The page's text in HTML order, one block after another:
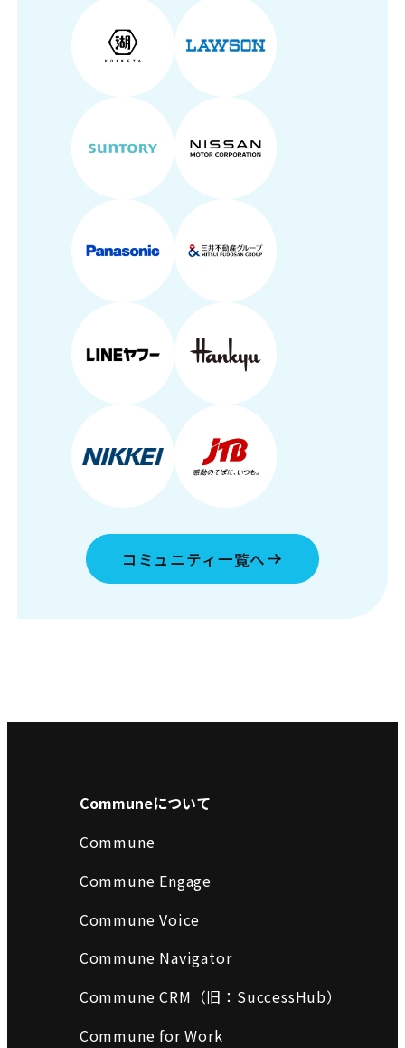
コミュニティ一覧へ
Communeについて
Commune
Commune Engage
Commune Voice
Commune Navigator
Commune CRM（旧：SuccessHub）
Commune for Work